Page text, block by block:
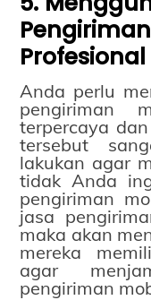
Profesional
Anda perlu
pengiriman
terpercaya
tersebut
lakukan agar
tidak Anda
pengiriman
jasa
maka akan
mereka
agar
pengiriman